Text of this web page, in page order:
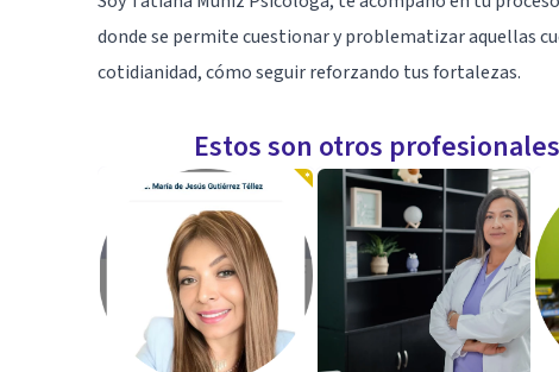
donde se permite cuestionar y problematizar aquellas
cotidianidad, cómo seguir reforzando tus fortalezas.
Estos son otros